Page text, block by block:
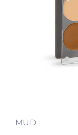
in
modaal
MUD